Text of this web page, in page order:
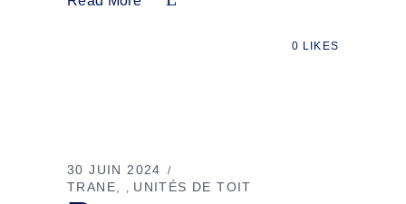
0 LIKES
30 JUIN 2024
TRANE
UNITÉS DE TOIT